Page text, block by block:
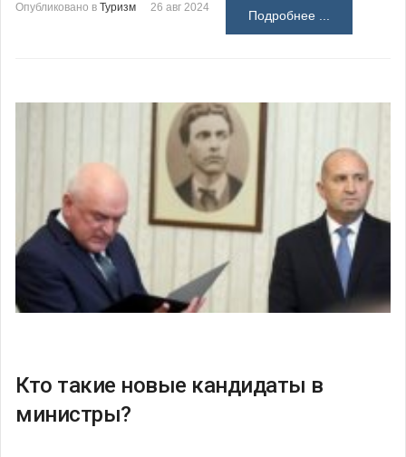
Опубликовано в Туризм 26 авг 2024
Подробнее ...
Кто такие новые кандидаты в
министры?